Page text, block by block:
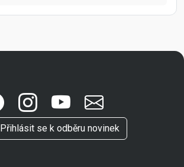
Přihlásit se k odběru novinek